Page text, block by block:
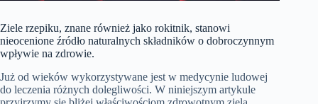
Ziele rzepiku, znane również jako rokitnik, stanowi
nieocenione źródło naturalnych składników o dobroczynnym
wpływie na zdrowie.
Już od wieków wykorzystywane jest w medycynie ludowej
do leczenia różnych dolegliwości. W niniejszym artykule